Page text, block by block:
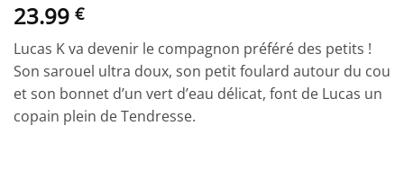
23.99 €
Lucas K va devenir le compagnon préféré des petits !
Son sarouel ultra doux, son petit foulard autour du cou
et son bonnet d’un vert d’eau délicat, font de Lucas un
copain plein de Tendresse.